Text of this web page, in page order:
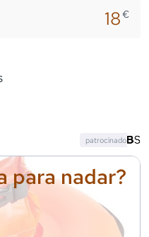
18€
para nadar?
patrocinado